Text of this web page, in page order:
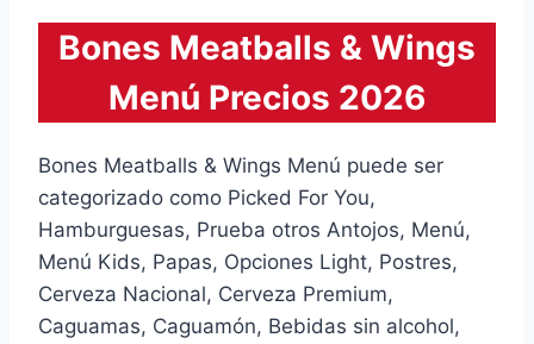
Bones Meatballs & Wings
Menú Precios 2026
Bones Meatballs & Wings Menú puede ser
categorizado como Picked For You,
Hamburguesas, Prueba otros Antojos, Menú,
Menú Kids, Papas, Opciones Light, Postres,
Cerveza Nacional, Cerveza Premium,
Caguamas, Caguamón, Bebidas sin alcohol,